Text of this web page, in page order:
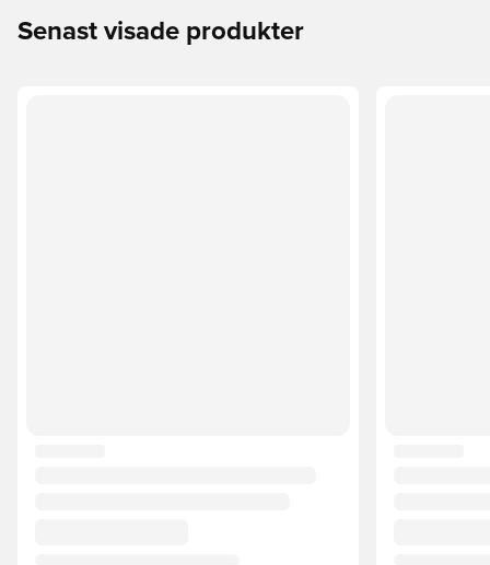
Senast visade produkter